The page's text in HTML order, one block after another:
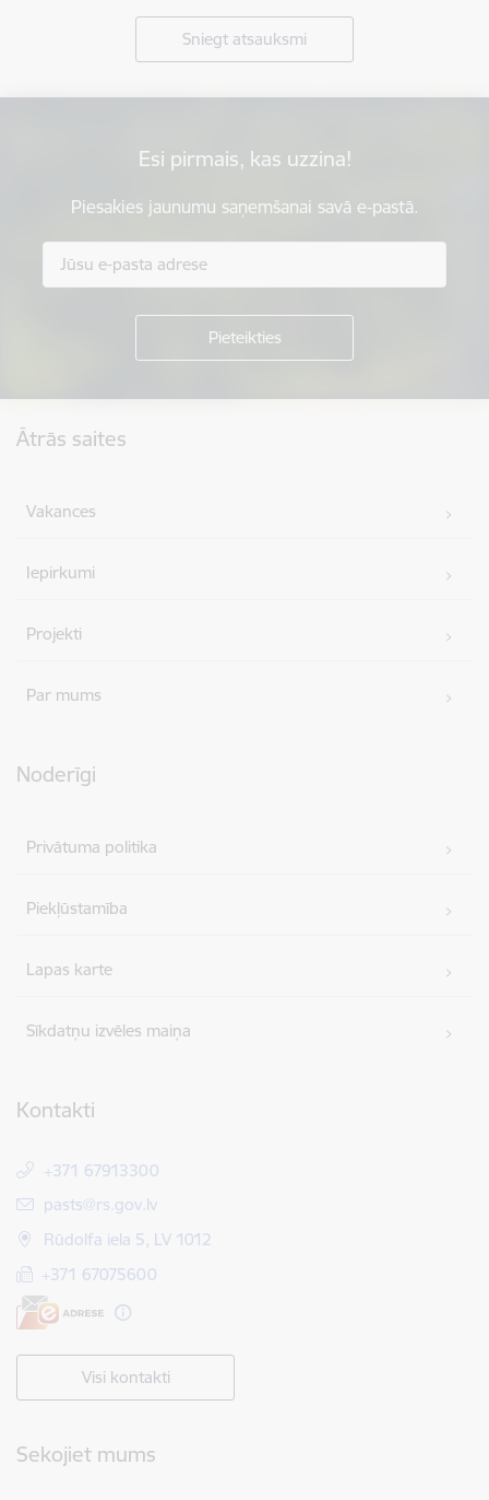
Sniegt atsauksmi
Esi pirmais, kas uzzina!
Piesakies jaunumu saņemšanai savā e-pastā.
Ātrās saites
Vakances
Iepirkumi
Projekti
Par mums
Noderīgi
Privātuma politika
Piekļūstamība
Lapas karte
Sīkdatņu izvēles maiņa
Kontakti
+371 67913300
E-pasts:
pasts@rs.gov.lv
Rūdolfa iela 5, LV 1012
+371 67075600
Visi kontakti
Sekojiet mums